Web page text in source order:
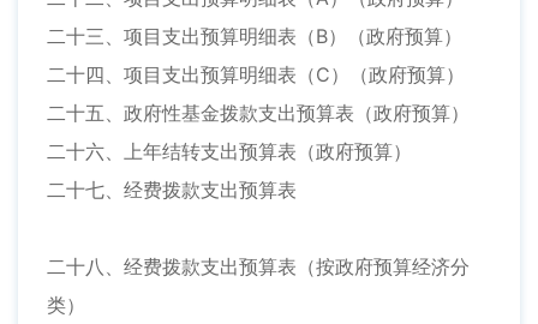
二十三、项目支出预算明细表（B）（政府预算）
二十四、项目支出预算明细表（C）（政府预算）
二十五、政府性基金拨款支出预算表（政府预算）
二十六、上年结转支出预算表（政府预算）
二十七、经费拨款支出预算表
二十八、经费拨款支出预算表（按政府预算经济分
类）